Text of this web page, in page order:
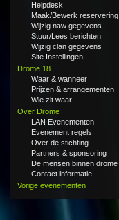
Helpdesk
Maak/Bewerk reservering
Wijzig naw gegevens
Stuur/Lees berichten
Wijzig clan gegevens
Site Instellingen
Drome 18
Waar & wanneer
Prijzen & arrangementen
Wie zit waar
Over Drome
LAN Evenementen
Evenement regels
Over de stichting
Partners & sponsoring
De mensen binnen drome
Contact informatie
Vorige evenementen